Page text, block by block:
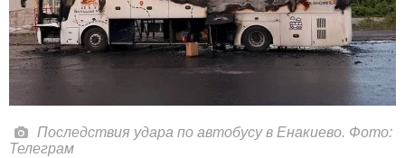
Последствия удара по автобусу в Енакиево. Фото:
Телеграм